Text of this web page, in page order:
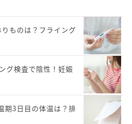
ものは？フライング
グ検査で陰性！妊娠
期3日目の体温は？排